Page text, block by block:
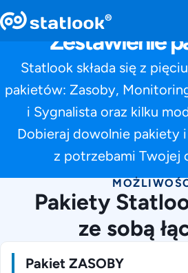
Zestawienie
Statlook składa się z
pakietów: Zasoby,
i Sygnalista oraz kilku
Dobieraj dowolnie pakiety
z potrzebami Twojej
Pakiety
ze sobą
Pakiet ZASOBY